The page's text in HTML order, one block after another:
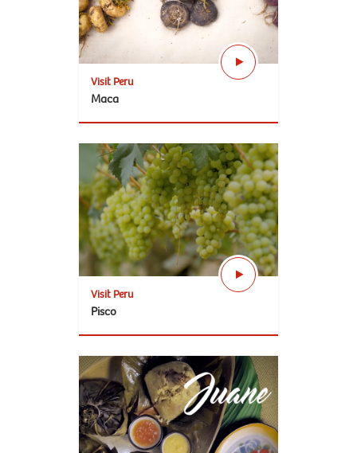
Visit Peru
Maca
Visit Peru
Pisco